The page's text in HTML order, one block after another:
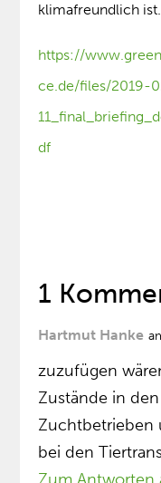
klimafreundlich
https://
ce.de/files/2019-
df
1
Hartmut Hanke
zuzufügen
Zustände in den
Zuchtbetrieben
bei den